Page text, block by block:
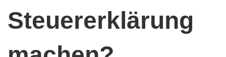
Steuererklärung